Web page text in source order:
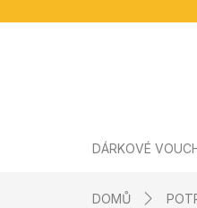
na
DÁRKOVÉ
DOMŮ